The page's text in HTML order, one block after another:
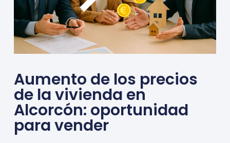
Aumento de los precios
de la vivienda en
Alcorcón: oportunidad
para vender